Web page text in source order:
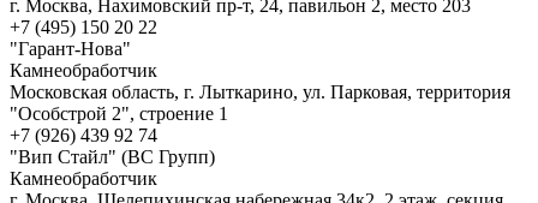
г. Москва, Нахимовский пр-т, 24, павильон 2, место 203
+7 (495) 150 20 22
"Гарант-Нова"
Камнеобработчик
Московская область, г. Лыткарино, ул. Парковая, территория
"Особстрой 2", строение 1
+7 (926) 439 92 74‬
"Вип Стайл" (ВС Групп)
Камнеобработчик